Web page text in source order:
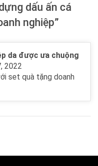
dấu ấn cá
nghiệp”
da được ưa chuộng
2022
set quà tặng doanh